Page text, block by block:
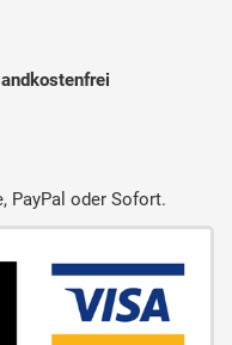
PayPal oder Sofort.